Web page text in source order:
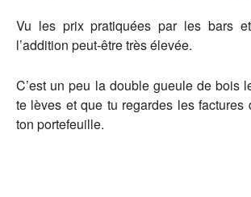
Vu les prix pratiquées par les bars
l’addition peut-être très élevée.
C’est un peu la double gueule de bois
te lèves et que tu regardes les
ton portefeuille.